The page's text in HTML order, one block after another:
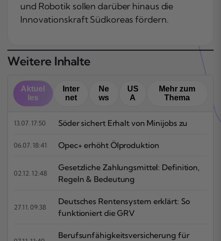
und Robotik sollen darüber hinaus die
Innovationskraft Südkoreas fördern.
Weitere Inhalte
Aktuel
les
Inter
net
Ne
ws
US
A
Mehr zum
Thema
13.07. 17:50 Söder sichert Erhalt von Minijobs zu
06.07. 18:41 Opec+ erhöht Ölproduktion
02.12. 12:48
Gesetzliche Zahlungsmittel: Definition,
Regeln & Bedeutung
27.11. 09:38
Deutsches Rentensystem erklärt: So
funktioniert die GRV
Berufsunfähigkeitsversicherung für